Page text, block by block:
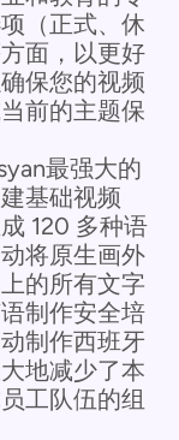
（正式、休
面，以更好
保您的视频
前的主题保
最强大的
基础视频
120 多种语
将原生画外
的所有文字
制作安全培
制作西班牙
地减少了本
工队伍的组